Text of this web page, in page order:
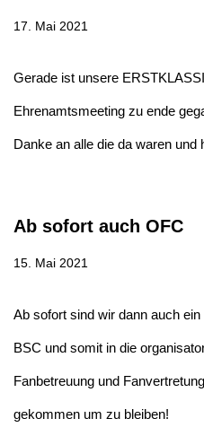
17. Mai 2021
Gerade ist unsere
Ehrenamtsmeeting zu ende
Danke an alle die da waren und
Ab sofort auch OFC
15. Mai 2021
Ab sofort sind wir dann auch
BSC und somit in die
Fanbetreuung und
gekommen um zu bleiben!